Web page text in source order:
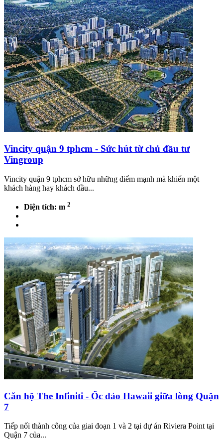
Vincity quận 9 tphcm - Sức hút từ chủ đầu tư
Vingroup
Vincity quận 9 tphcm sở hữu những điểm mạnh mà khiến một
khách hàng hay khách đầu...
Diện tích: m 2
Căn hộ The Infiniti - Ốc đảo Hawaii giữa lòng Quận
7
Tiếp nối thành công của giai đoạn 1 và 2 tại dự án Riviera Point tại
Quận 7 của...